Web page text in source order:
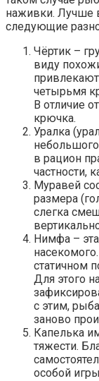
наживки. Лучше
следующие
Чёртик –
виду
четырьмя
В отличие
крючка.
Уралка
в рацион
частности,
Муравей
размера
слегка
Нимфа –
статичном
Для этого
с этим,
заново
Капелька
тяжести.
особой